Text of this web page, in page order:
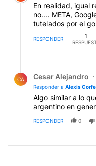
En realidad, igual
no.... META,
tutelados por el
RESPONDER
1
CA Cesar Alejandro
Responder a Alexis
Algo similar a lo
argentino en
RESPONDER 0